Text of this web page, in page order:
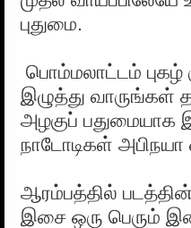
புதுமை.
பொம்மலாட்டம் புகழ்
இழுத்து வாருங்கள்
அழகுப் பதுமையாக
நாடோடிகள் அபிநயா
ஆரம்பத்தில்
இசை ஒரு பெரும்